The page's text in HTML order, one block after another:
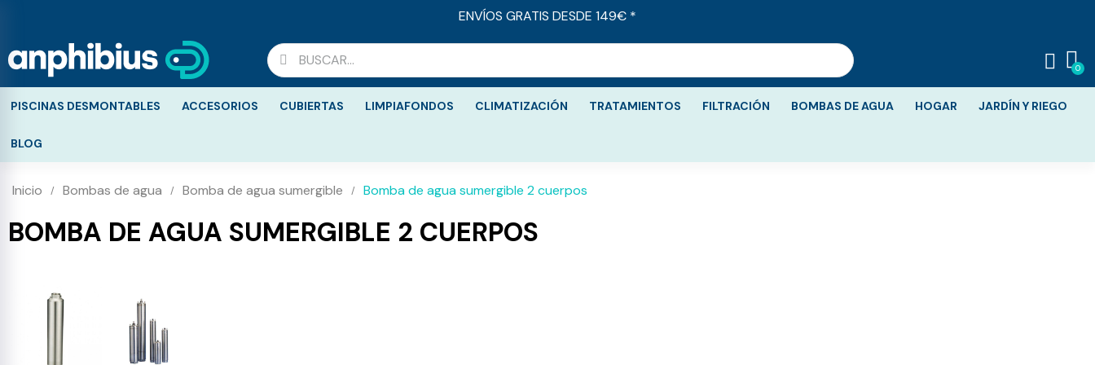
ENVÍOS GRATIS DESDE 149€ *
PISCINAS DESMONTABLES ACCESORIOS CUBIERTAS LIMPIAFONDOS CLIMATIZACIÓN TRATAMIENTOS FILTRACIÓN BOMBAS DE AGUA HOGAR JARDÍN Y RIEGO
BLOG
Inicio Bombas de agua Bomba de agua sumergible Bomba de agua sumergible 2 cuerpos
BOMBA DE AGUA SUMERGIBLE 2 CUERPOS